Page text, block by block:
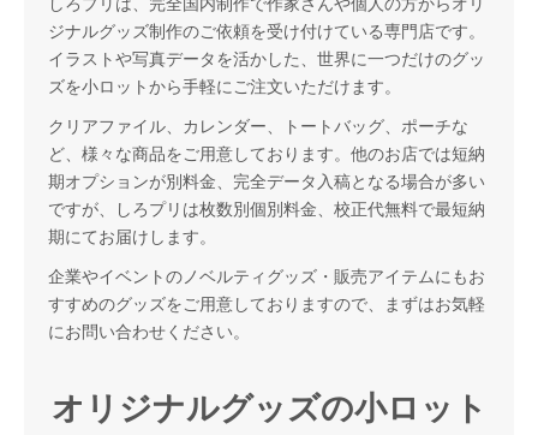
ジナルグッズ制作のご依頼を受け付けている専門店です。
イラストや写真データを活かした、世界に一つだけのグッ
ズを小ロットから手軽にご注文いただけます。
クリアファイル、カレンダー、トートバッグ、ポーチな
ど、様々な商品をご用意しております。他のお店では短納
期オプションが別料金、完全データ入稿となる場合が多い
ですが、しろプリは枚数別個別料金、校正代無料で最短納
期にてお届けします。
企業やイベントのノベルティグッズ・販売アイテムにもお
すすめのグッズをご用意しておりますので、まずはお気軽
にお問い合わせください。
オリジナルグッズの小ロット